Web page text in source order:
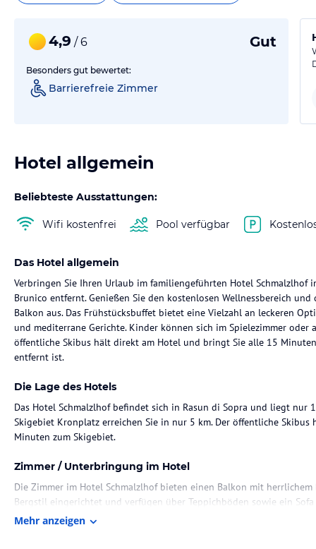
4,9 / 6 Gut
Besonders gut bewertet:
Barrierefreie Zimmer
Hotel allgemein
Beliebteste Ausstattungen:
Wifi kostenfrei Pool verfügbar
Das Hotel allgemein
Verbringen Sie Ihren Urlaub im familiengeführten Hotel Schmalzlhof
Brunico entfernt. Genießen Sie den kostenlosen Wellnessbereich
Balkon aus. Das Frühstücksbuffet bietet eine Vielzahl an leckeren
und mediterrane Gerichte. Kinder können sich im Spielezimmer oder
öffentliche Skibus hält direkt am Hotel und bringt Sie alle 15
entfernt ist.
Die Lage des Hotels
Das Hotel Schmalzlhof befindet sich in Rasun di Sopra und liegt nur
Skigebiet Kronplatz erreichen Sie in nur 5 km. Der öffentliche
Minuten zum Skigebiet.
Zimmer / Unterbringung im Hotel
Die Zimmer im Hotel Schmalzlhof bieten einen Balkon mit
Bergstil eingerichtet und verfügen über Teppichböden sowie ein Sofa
Mehr anzeigen